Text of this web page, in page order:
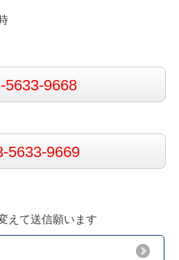
5633-9668
5633-9669
て送信願います